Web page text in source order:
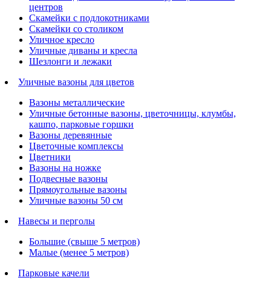
центров
Скамейки с подлокотниками
Скамейки со столиком
Уличное кресло
Уличные диваны и кресла
Шезлонги и лежаки
Уличные вазоны для цветов
Вазоны металлические
Уличные бетонные вазоны, цветочницы, клумбы,
кашпо, парковые горшки
Вазоны деревянные
Цветочные комплексы
Цветники
Вазоны на ножке
Подвесные вазоны
Прямоугольные вазоны
Уличные вазоны 50 см
Навесы и перголы
Большие (свыше 5 метров)
Малые (менее 5 метров)
Парковые качели